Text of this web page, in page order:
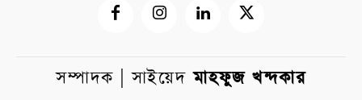
সম্পাদক | সাইয়েদমাহফুজ খন্দকার